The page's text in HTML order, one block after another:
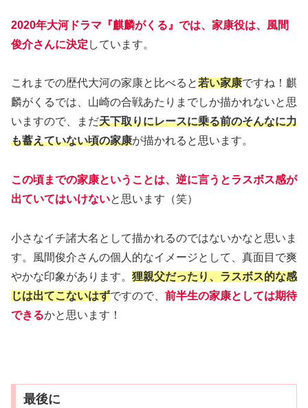
2020年大河ドラマ『麒麟がくる』では、家康役は、風間
俊介さんに決定 しています。
これまでの歴代大河の家康と比べると若い家康ですね！麒
麟がくるでは、山崎の合戦あたりまでしか描かれないと思
いますので、まだ天下取りにレースに乗る前のそんなに力
も蓄えていない頃の家康が描かれると思います。
この頃までの家康ということは、逆に言うとラスボス感が
出ていてはいけないと思います（笑）
小さなイチ諸大名として描かれるのではないかなと思いま
す。風間俊介さんの個人的なイメージとして、真面目で爽
やかな印象があります。 狸親父だったり、ラスボス的な感
じは出てこないはずですので、 前半生の家康としては期待
できるかと思います！
最後に